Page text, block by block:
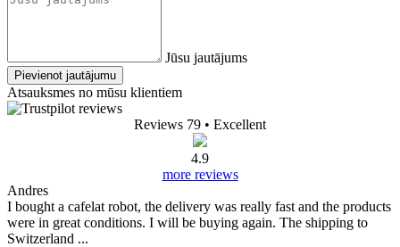
Jūsu jautājums
Pievienot jautājumu
Atsauksmes no mūsu klientiem
Reviews 79 • Excellent
4.9
more reviews
Andres
I bought a cafelat robot, the delivery was really fast and the products
were in great conditions. I will be buying again. The shipping to
Switzerland ...